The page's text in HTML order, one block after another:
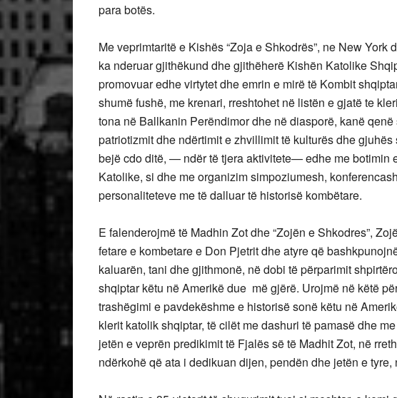
para botës.
Me veprimtaritë e Kishës “Zoja e Shkodrës”, ne New
ka nderuar gjithëkund dhe gjithëherë Kishën Katolike
promovuar edhe virtytet dhe emrin e mirë të Kombit
shumë fushë, me krenari, rreshtohet në listën e gjatë te
tona në Ballkanin Perëndimor dhe në diasporë, kanë
patriotizmit dhe ndërtimit e zhvillimit të kulturës dhe
bejë cdo ditë, — ndër të tjera aktivitete— edhe me botimin
Katolike, si dhe me organizim simpoziumesh,
personaliteteve me të dalluar të historisë kombëtare.
E falenderojmë të Madhin Zot dhe “Zojën e Shkodres”,
fetare e kombetare e Don Pjetrit dhe atyre që
kaluarën, tani dhe gjithmonë, në dobi të përparimit
shqiptar këtu në Amerikë due më gjërë. Urojmë në këtë
trashëgimi e pavdekëshme e historisë sonë këtu në
klerit katolik shqiptar, të cilët me dashuri të pamasë dhe
jetën e veprën predikimit të Fjalës së të Madhit Zot, në
ndërkohë që ata i dedikuan dijen, pendën dhe jetën e